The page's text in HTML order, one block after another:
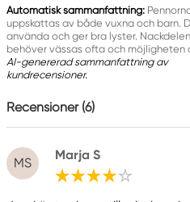
+31 (0)55 527 4700
Automatisk sammanfattning:
uppskattas av både vuxna och barn.
använda och ger bra lyster.
behöver vässas ofta och
AI-genererad sammanfattning av
kundrecensioner.
Recensioner (6)
MS
Marja S